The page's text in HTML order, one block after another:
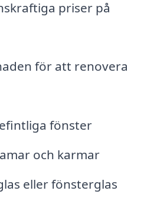
priser på
för att renovera
fönster
och karmar
eller fönsterglas